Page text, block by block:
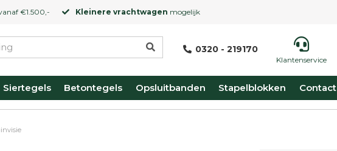
€1.500,- Kleinere vrachtwagen mogelijk
0320 - 219170
Klantenservice
Siertegels Betontegels Opsluitbanden Stapelblokken Contact